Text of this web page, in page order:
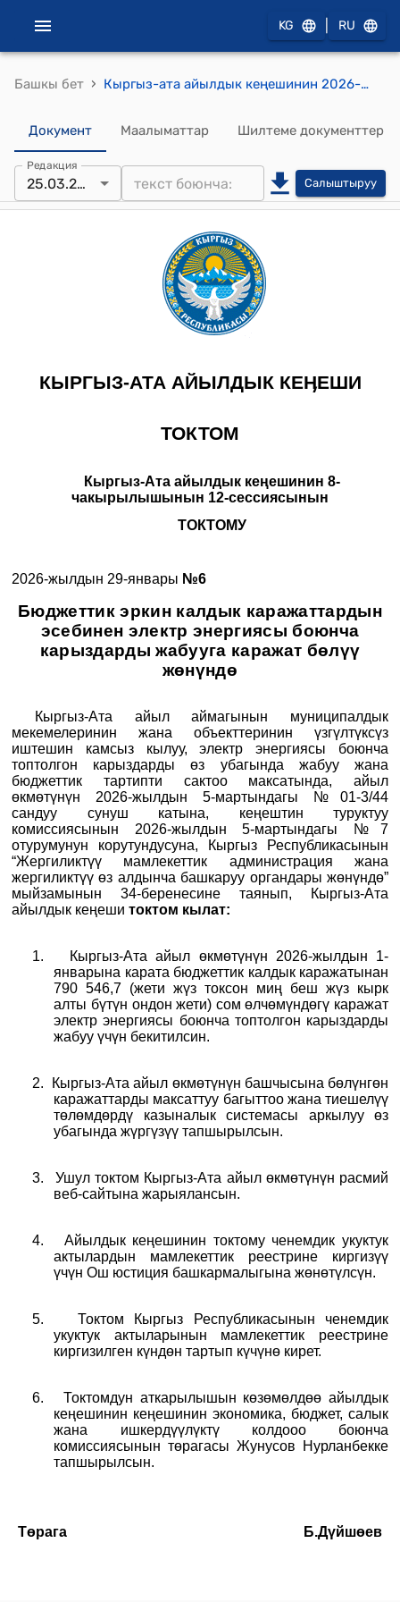
KG RU
Башкы бет › Кыргыз-ата айылдык кеңешинин 2026-жылдын 25-мартындагы №6 Бюджеттик эркин калдык каражаттардын эсебинен электр энергиясы боюнча карыздарды жабууга каражат бөлүү жөнүндө токтом
Документ Маалыматтар Шилтеме документтер
Редакция
25.03.2026 Салыштыруу